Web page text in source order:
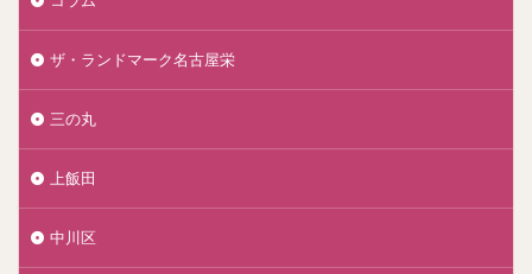
ザ・ランドマーク名古屋栄
三の丸
上飯田
中川区